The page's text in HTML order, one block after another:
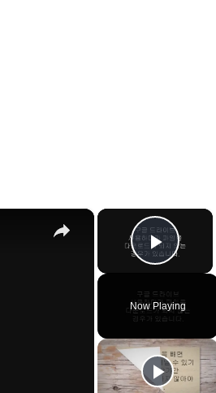
×
Play
Now Playing
×